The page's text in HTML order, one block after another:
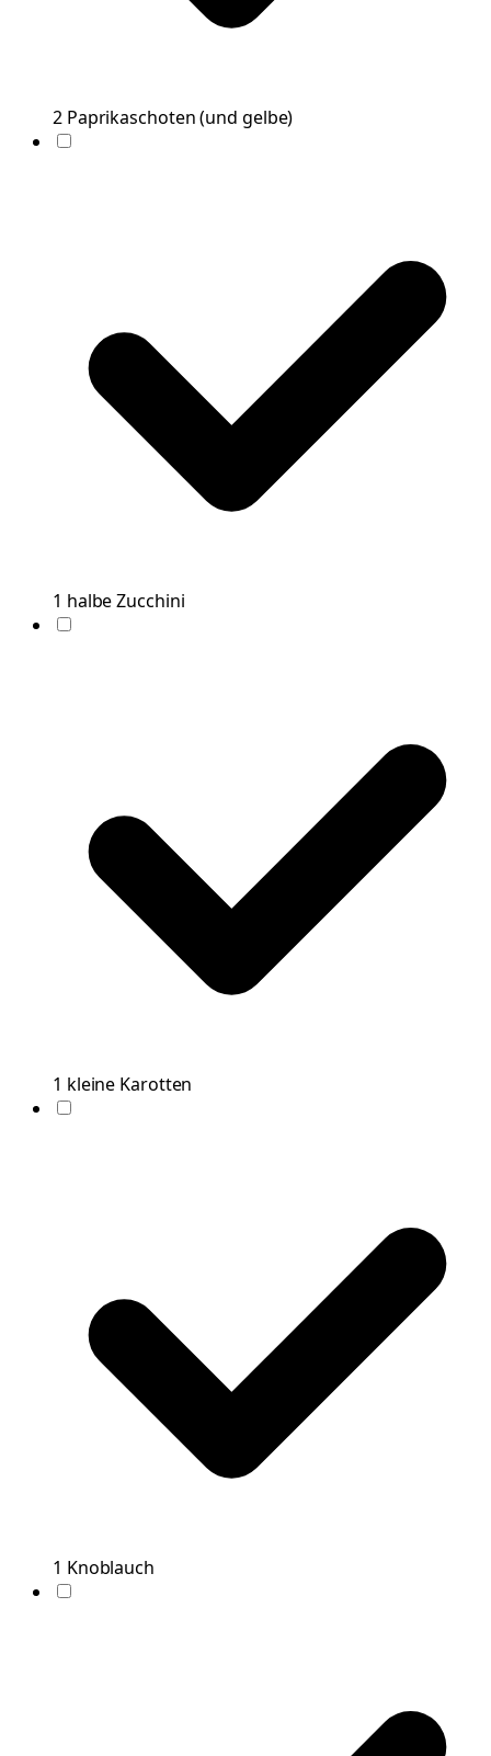
2 Paprikaschoten(und gelbe)
1 halbeZucchini
1 kleine Karotten
1 Knoblauch